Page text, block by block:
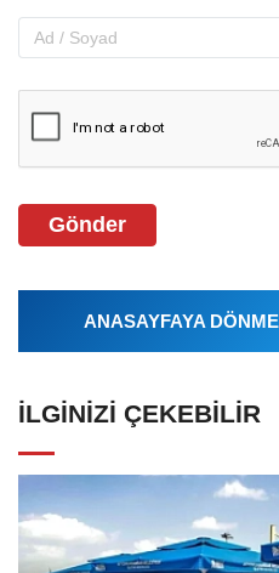
Gönder
ANASAYFAYA
İLGINIZI ÇEKEBILIR